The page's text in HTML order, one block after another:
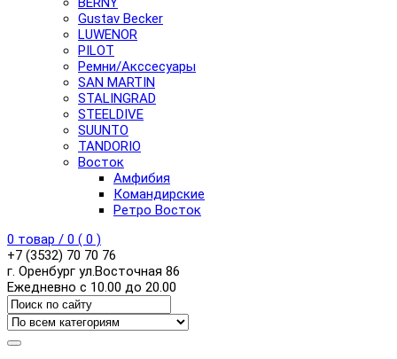
Gustav Becker
LUWENOR
PILOT
Pемни/Акссесуары
SAN MARTIN
STALINGRAD
STEELDIVE
SUUNTO
TANDORIO
Восток
Амфибия
Командирские
Ретро Восток
0 товар / 0 ( 0 )
+7 (3532) 70 70 76
г. Оренбург ул.Восточная 86
Ежедневно с 10.00 до 20.00